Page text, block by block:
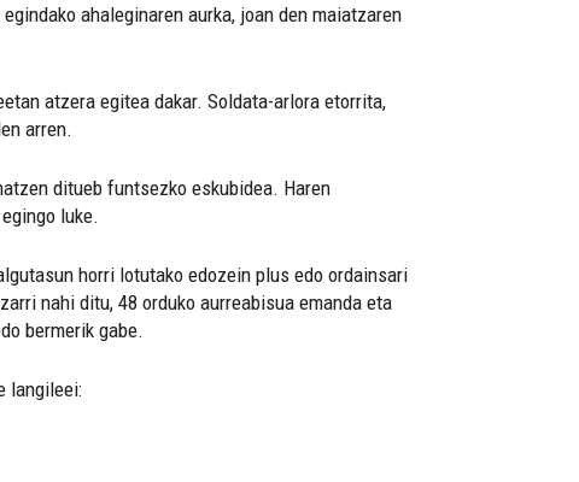
ahaleginaren aurka, joan den maiatzaren
atzera egitea dakar. Soldata-arlora etorrita,
arren.
ditueb funtsezko eskubidea. Haren
luke.
horri lotutako edozein plus edo ordainsari
nahi ditu, 48 orduko aurreabisua emanda eta
bermerik gabe.
langileei: